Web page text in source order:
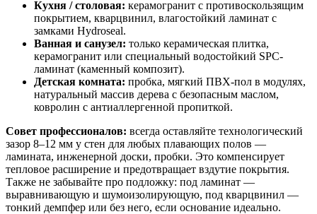
Кухня / столовая: керамогранит с противоскользящим
покрытием, кварцвинил, влагостойкий ламинат с
замками Hydroseal.
Ванная и санузел: только керамическая плитка,
керамогранит или специальный водостойкий SPC-
ламинат (каменный композит).
Детская комната: пробка, мягкий ПВХ-пол в модулях,
натуральный массив дерева с безопасным маслом,
ковролин с антиаллергенной пропиткой.
Совет профессионалов: всегда оставляйте технологический
зазор 8–12 мм у стен для любых плавающих полов —
ламината, инженерной доски, пробки. Это компенсирует
тепловое расширение и предотвращает вздутие покрытия.
Также не забывайте про подложку: под ламинат —
выравнивающую и шумоизолирующую, под кварцвинил —
тонкий демпфер или без него, если основание идеально.